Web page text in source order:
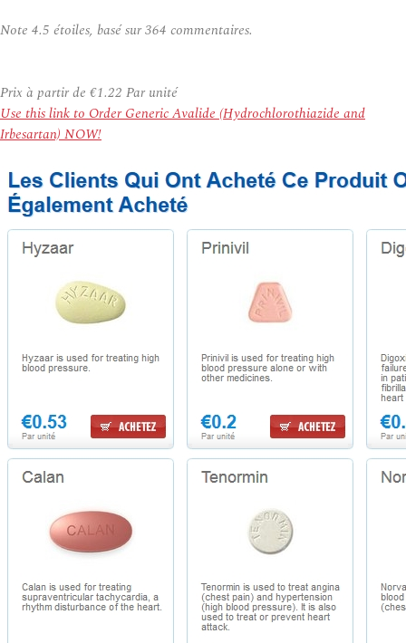
Note 4.5 étoiles, basé sur364 commentaires.
Prix à partir de €1.22 Par unité
Use this link to Order Generic Avalide (Hydrochlorothiazide and
Irbesartan) NOW!